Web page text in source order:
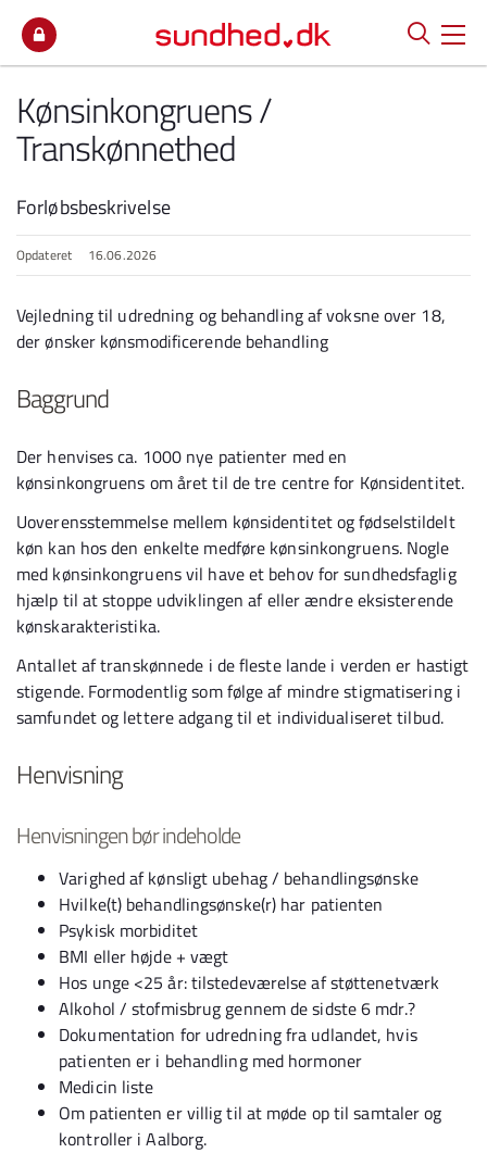
Kønsinkongruens /
Transkønnethed
Forløbsbeskrivelse
Opdateret 16.06.2026
Vejledning til udredning og behandling af voksne over 18,
der ønsker kønsmodificerende behandling
Baggrund
Der henvises ca. 1000 nye patienter med en
kønsinkongruens om året til de tre centre for Kønsidentitet.
Uoverensstemmelse mellem kønsidentitet og fødselstildelt
køn kan hos den enkelte medføre kønsinkongruens. Nogle
med kønsinkongruens vil have et behov for sundhedsfaglig
hjælp til at stoppe udviklingen af eller ændre eksisterende
kønskarakteristika.
Antallet af transkønnede i de fleste lande i verden er hastigt
stigende. Formodentlig som følge af mindre stigmatisering i
samfundet og lettere adgang til et individualiseret tilbud.
Henvisning
Henvisningen bør indeholde
Varighed af kønsligt ubehag / behandlingsønske
Hvilke(t) behandlingsønske(r) har patienten
Psykisk morbiditet
BMI eller højde + vægt
Hos unge <25 år: tilstedeværelse af støttenetværk
Alkohol / stofmisbrug gennem de sidste 6 mdr.?
Dokumentation for udredning fra udlandet, hvis
patienten er i behandling med hormoner
Medicin liste
Om patienten er villig til at møde op til samtaler og
kontroller i Aalborg.